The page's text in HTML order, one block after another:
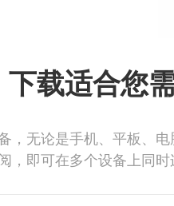
下载适合您
，无论是手机、平板、
，即可在多个设备上同时